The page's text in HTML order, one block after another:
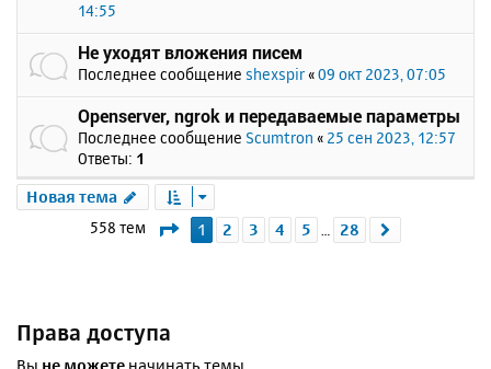
14:55
Не уходят вложения писем
Последнее сообщение shexspir «09 окт 2023, 07:05
Openserver, ngrok и передаваемые параметры
Последнее сообщение Scumtron « 25 сен 2023, 12:57
Ответы: 1
Новая тема
558 тем Страница1 из 28
1 2 3 4 5 28
Права доступа